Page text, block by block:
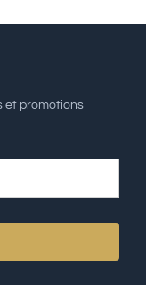
et promotions